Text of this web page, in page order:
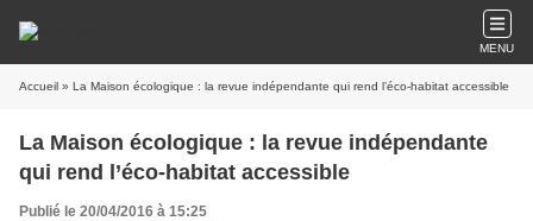
MENU
Accueil » La Maison écologique : la revue indépendante qui rend l’éco-habitat accessible
La Maison écologique : la revue indépendante
qui rend l’éco-habitat accessible
Publié le 20/04/2016 à 15:25